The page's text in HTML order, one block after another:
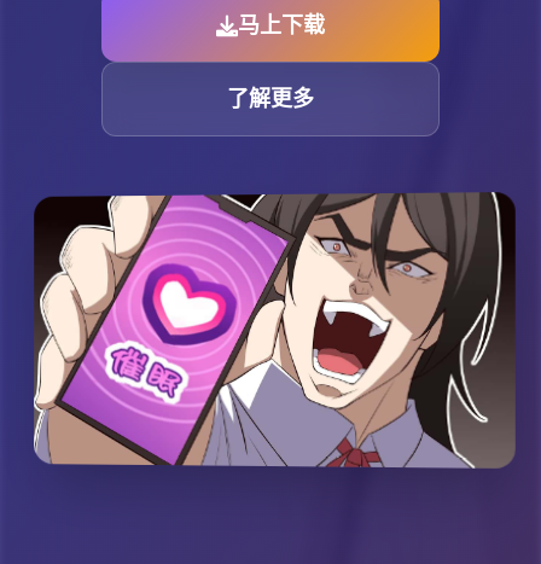
马上下载
了解更多